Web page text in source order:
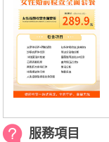
服務項目